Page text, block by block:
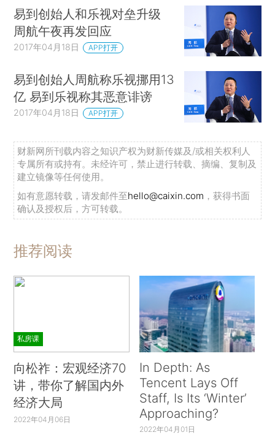
易到创始人和乐视对垒升级
周航午夜再发回应
2017年04月18日 APP打开
易到创始人周航称乐视挪用13
亿 易到乐视称其恶意诽谤
2017年04月18日 APP打开
财新网所刊载内容之知识产权为财新传媒及/或相关权利人
专属所有或持有。未经许可，禁止进行转载、摘编、复制及
建立镜像等任何使用。
如有意愿转载，请发邮件至hello@caixin.com ，获得书面
确认及授权后，方可转载。
推荐阅读
私房课
向松祚：宏观经济70
讲，带你了解国内外
经济大局
2022年04月06日
In Depth: As
Tencent Lays Off
Staff, Is Its ‘Winter’
Approaching?
2022年04月01日